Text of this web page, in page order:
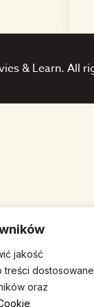
jakość
treści dostosowane
oraz
& Learn. All